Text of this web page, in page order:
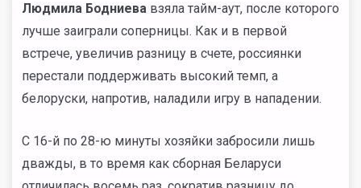
Людмила Бодниева взяла тайм-аут, после которого
лучше заиграли соперницы. Как и в первой
встрече, увеличив разницу в счете, россиянки
перестали поддерживать высокий темп, а
белоруски, напротив, наладили игру в нападении.
С 16-й по 28-ю минуты хозяйки забросили лишь
дважды, в то время как сборная Беларуси